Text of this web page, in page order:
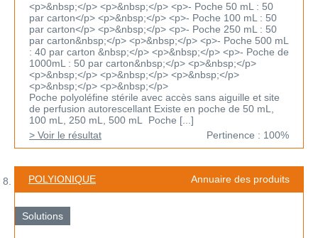
<p>&nbsp;</p> <p>&nbsp;</p> <p>- Poche 50 mL : 50
par carton</p> <p>&nbsp;</p> <p>- Poche 100 mL : 50
par carton</p> <p>&nbsp;</p> <p>- Poche 250 mL : 50
par carton&nbsp;</p> <p>&nbsp;</p> <p>- Poche 500 mL
: 40 par carton &nbsp;</p> <p>&nbsp;</p> <p>- Poche de
1000mL : 50 par carton&nbsp;</p> <p>&nbsp;</p>
<p>&nbsp;</p> <p>&nbsp;</p> <p>&nbsp;</p>
<p>&nbsp;</p> <p>&nbsp;</p>
Poche polyoléfine stérile avec accès sans aiguille et site
de perfusion autorescellant Existe en poche de 50 mL,
100 mL, 250 mL, 500 mL Poche [...]
> Voir le résultat
Pertinence : 100%
POLYIONIQUE Annuaire des produits
Solutions